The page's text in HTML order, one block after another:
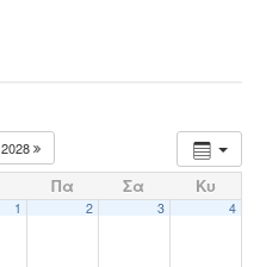
2028
Πα Σα Κυ
1 2 3 4